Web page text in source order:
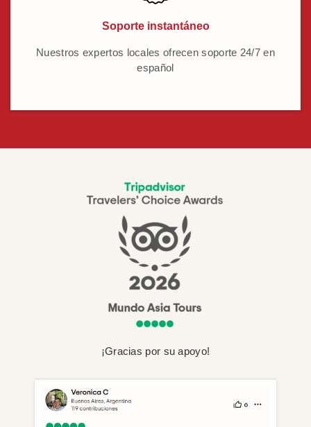
Soporte instantáneo
Nuestros expertos locales ofrecen soporte 24/7 en
español
¡Gracias por su apoyo!